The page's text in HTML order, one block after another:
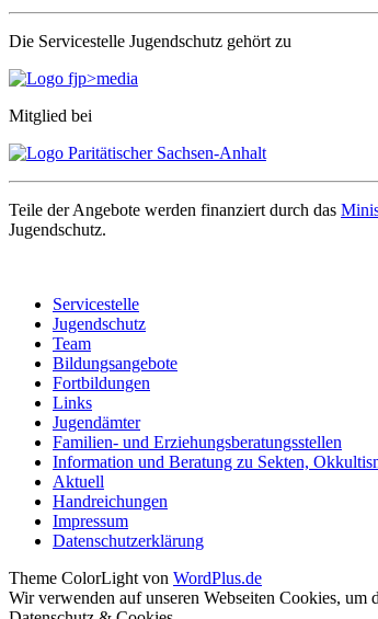
Die Servicestelle Jugendschutz gehört zu
Mitglied bei
Teile der Angebote werden finanziert durch das
Jugendschutz.
Servicestelle
Jugendschutz
Team
Bildungsangebote
Fortbildungen
Links
Jugendämter
Familien- und Erziehungsberatungsstellen
Information und Beratung zu Sekten,
Aktuell
Handreichungen
Impressum
Datenschutzerklärung
Theme ColorLight von WordPlus.de
Wir verwenden auf unseren Webseiten Cookies,